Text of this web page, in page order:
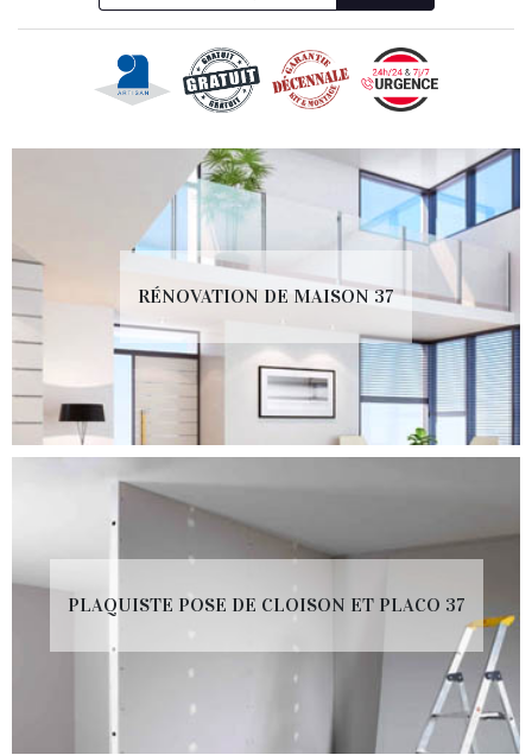
RÉNOVATION DE MAISON 37
PLAQUISTE POSE DE CLOISON ET PLACO 37